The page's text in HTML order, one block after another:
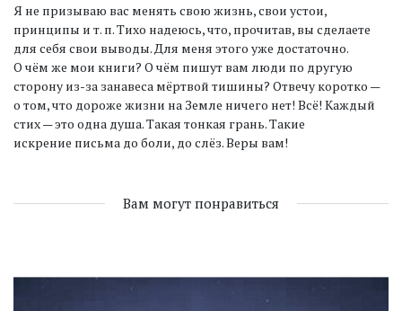
Я не призываю вас менять свою жизнь, свои устои,
принципы и т. п. Тихо надеюсь, что, прочитав, вы сделаете
для себя свои выводы. Для меня этого уже достаточно.
О чём же мои книги? О чём пишут вам люди по другую
сторону из-за занавеса мёртвой тишины? Отвечу коротко —
о том, что дороже жизни на Земле ничего нет! Всё! Каждый
стих — это одна душа. Такая тонкая грань. Такие
искрение письма до боли, до слёз. Веры вам!
Вам могут понравиться